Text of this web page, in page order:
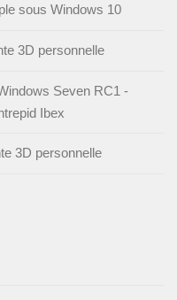
sous Windows 10
3D personnelle
Seven RC1 -
Ibex
3D personnelle